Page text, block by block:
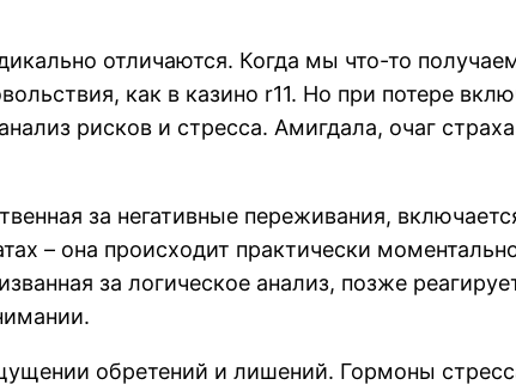
отличаются. Когда мы что-то
как в казино r11. Но при потере
рисков и стресса. Амигдала, очаг
за негативные переживания,
– она происходит практически
за логическое анализ, позже
обретений и лишений. Гормоны